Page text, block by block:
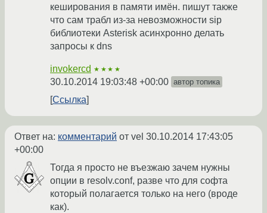
кеширования в памяти имён. пишут также
что сам трабл из-за невозможности sip
библиотеки Asterisk асинхронно делать
запросы к dns
invokercd ★★★★
30.10.2014 19:03:48 +00:00 автор топика
Ссылка
Ответ на: комментарий от vel 30.10.2014 17:43:05
+00:00
Тогда я просто не въезжаю зачем нужны
опции в resolv.conf, разве что для софта
который полагается только на него (вроде
как).